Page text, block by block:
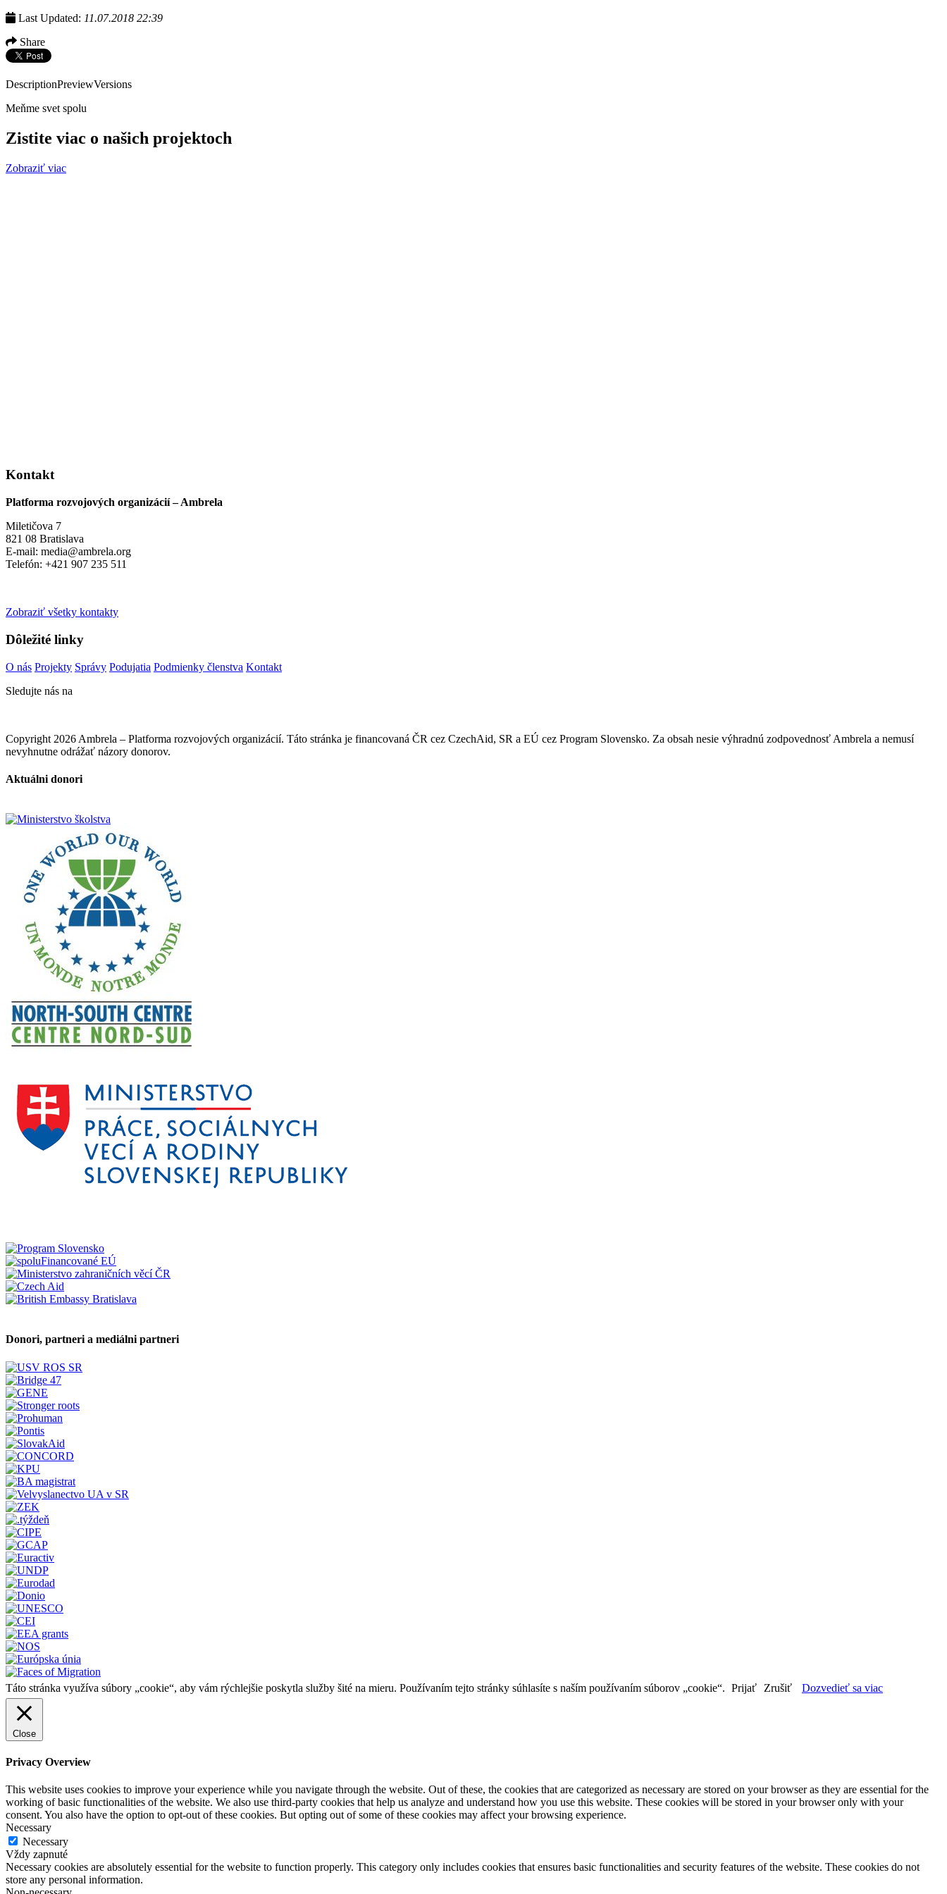
Last Updated: 11.07.2018 22:39
Share
DescriptionPreviewVersions
Meňme svet spolu
Zistite viac o našich projektoch
Zobraziť viac
Kontakt
Platforma rozvojových organizácií – Ambrela
Miletičova 7
821 08 Bratislava
E-mail: media@ambrela.org
Telefón: +421 907 235 511
Zobraziť všetky kontakty
Dôležité linky
O nás Projekty Správy Podujatia Podmienky členstva Kontakt
Sledujte nás na
Copyright 2026 Ambrela – Platforma rozvojových organizácií. Táto stránka je financovaná ČR cez CzechAid, SR a EÚ cez Program Slovensko. Za obsah nesie výhradnú zodpovednosť Ambrela a nemusí
nevyhnutne odrážať názory donorov.
Aktuálni donori
Donori, partneri a mediálni partneri
Táto stránka využíva súbory „cookie“, aby vám rýchlejšie poskytla služby šité na mieru. Používaním tejto stránky súhlasíte s naším používaním súborov „cookie“. Prijať Zrušiť Dozvedieť sa viac
Close
Privacy Overview
This website uses cookies to improve your experience while you navigate through the website. Out of these, the cookies that are categorized as necessary are stored on your browser as they are essential for the
working of basic functionalities of the website. We also use third-party cookies that help us analyze and understand how you use this website. These cookies will be stored in your browser only with your
consent. You also have the option to opt-out of these cookies. But opting out of some of these cookies may affect your browsing experience.
Necessary
Necessary
Vždy zapnuté
Necessary cookies are absolutely essential for the website to function properly. This category only includes cookies that ensures basic functionalities and security features of the website. These cookies do not
store any personal information.